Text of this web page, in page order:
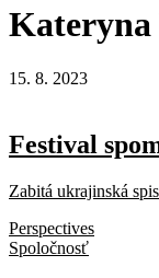
Kateryna
15. 8. 2023
Festival
Zabitá ukrajinská
Perspectives
Spoločnosť